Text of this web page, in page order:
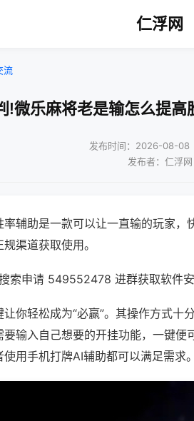
仁浮网
流
!微乐麻将老是输怎么提
发布时间：2026-08-08
发布者：仁浮网
辅助是一款可以让一直输的玩家，
渠道获取使用。
索申请 549552478 进群获取软件
你轻松成为“必赢”。其操作方式十
输入自己想要的开挂功能，一键
用手机打牌AI辅助都可以满足需求。